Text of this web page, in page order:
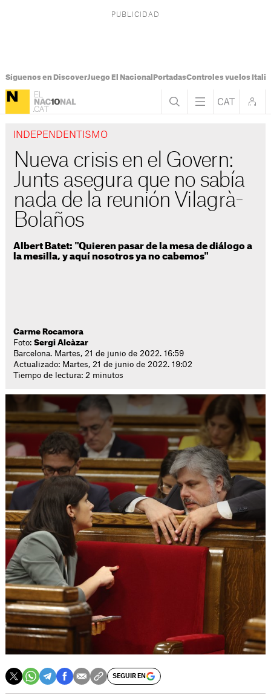
Síguenos en DiscoverJuego El Nacional PortadasControles vuelos Italia
INDEPENDENTISMO
Nueva crisis en el Govern:
Junts asegura que no sabía
nada de la reunión Vilagrà-
Bolaños
Albert Batet: "Quieren pasar de la mesa de diálogo a
la mesilla, y aquí nosotros ya no cabemos"
Carme Rocamora
Foto:Sergi Alcàzar
Barcelona. Martes, 21 de junio de 2022. 16:59
Actualizado: Martes, 21 de junio de 2022. 19:02
Tiempo de lectura: 2 minutos
SEGUIR EN